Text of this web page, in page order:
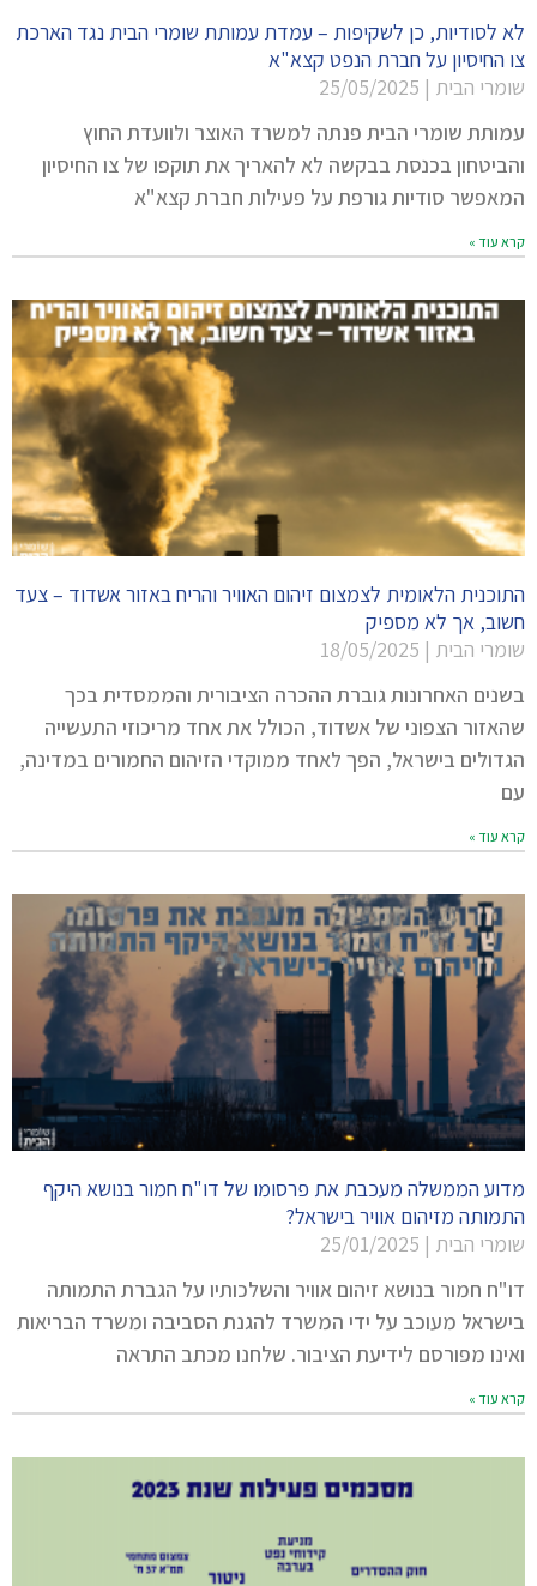
לא לסודיות, כן לשקיפות – עמדת עמותת שומרי הבית נגד הארכת
צו החיסיון על חברת הנפט קצא"א
שומרי הבית
עמותת שומרי הבית פנתה למשרד האוצר ולוועדת החוץ
והביטחון בכנסת בבקשה לא להאריך את תוקפו של צו החיסיון
המאפשר סודיות גורפת על פעילות חברת קצא"א
קרא עוד »
התוכנית הלאומית לצמצום זיהום האוויר והריח באזור אשדוד – צעד
חשוב, אך לא מספיק
שומרי הבית
בשנים האחרונות גוברת ההכרה הציבורית והממסדית בכך
שהאזור הצפוני של אשדוד, הכולל את אחד מריכוזי התעשייה
הגדולים בישראל, הפך לאחד ממוקדי הזיהום החמורים במדינה,
עם
קרא עוד »
מדוע הממשלה מעכבת את פרסומו של דו"ח חמור בנושא היקף
התמותה מזיהום אוויר בישראל?
שומרי הבית
דו"ח חמור בנושא זיהום אוויר והשלכותיו על הגברת התמותה
בישראל מעוכב על ידי המשרד להגנת הסביבה ומשרד הבריאות
ואינו מפורסם לידיעת הציבור. שלחנו מכתב התראה
קרא עוד »